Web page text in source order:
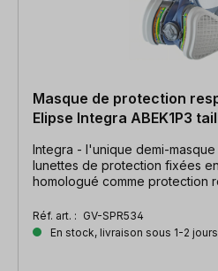
Masque de protection
Elipse Integra ABEK1P3
Integra - l'unique demi-
lunettes de protection fixées en
homologué comme protection
échangé, ni repris pour des
Réf. art. : GV-SPR534
En stock, livraison sous 1-2